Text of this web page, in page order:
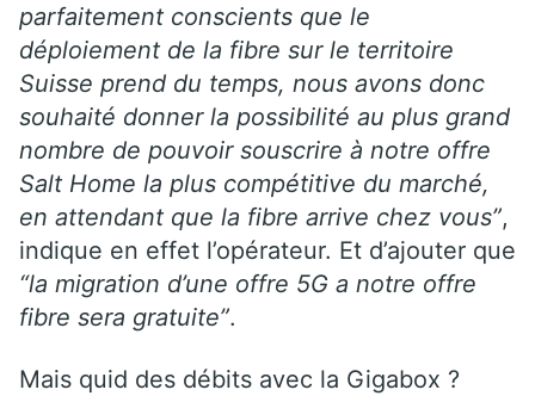
parfaitement conscients que le
déploiement de la fibre sur le territoire
Suisse prend du temps, nous avons donc
souhaité donner la possibilité au plus grand
nombre de pouvoir souscrire à notre offre
Salt Home la plus compétitive du marché,
en attendant que la fibre arrive chez vous”,
indique en effet l’opérateur. Et d’ajouter que
“la migration d’une offre 5G a notre offre
fibre sera gratuite”.
Mais quid des débits avec la Gigabox ?